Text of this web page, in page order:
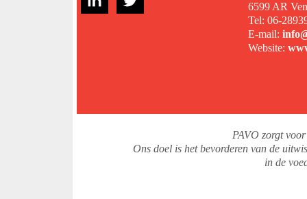
6599 AR
Tel: 06-
E-mail:
Website:
PAVO zorgt
Ons doel is het bevorderen van de
in de